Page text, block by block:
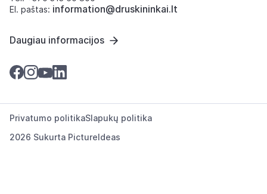
El. paštas: information@druskininkai.lt
Daugiau informacijos
2026 Sukurta PictureIdeas
Privatumo politikaSlapukų politika